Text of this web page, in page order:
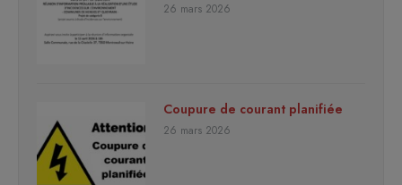
26 mars 2026
Coupure de courant planifiée
26 mars 2026